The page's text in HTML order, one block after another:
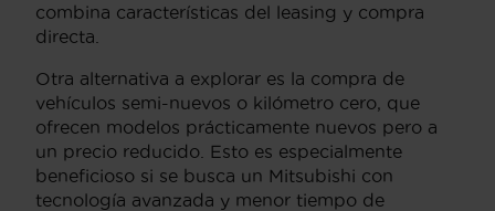
combina características del leasing y compra
directa.
Otra alternativa a explorar es la compra de
vehículos semi-nuevos o kilómetro cero, que
ofrecen modelos prácticamente nuevos pero a
un precio reducido. Esto es especialmente
beneficioso si se busca un Mitsubishi con
tecnología avanzada y menor tiempo de